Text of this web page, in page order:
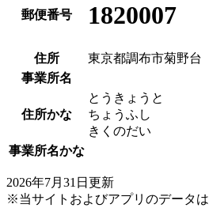
郵便番号 1820007
住所
東京都調布市菊野台
事業所名
住所かな
とうきょうと
ちょうふし
きくのだい
事業所名かな
2026年7月31日更新
※当サイトおよびアプリのデータは